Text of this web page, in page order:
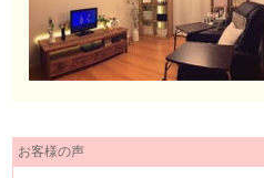
お客様の声